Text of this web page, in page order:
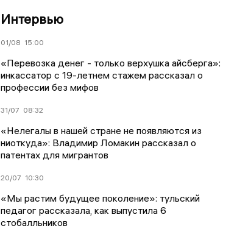
Интервью
01/08 15:00
«Перевозка денег - только верхушка айсберга»:
инкассатор с 19-летнем стажем рассказал о
профессии без мифов
31/07 08:32
«Нелегалы в нашей стране не появляются из
ниоткуда»: Владимир Ломакин рассказал о
патентах для мигрантов
20/07 10:30
«Мы растим будущее поколение»: тульский
педагог рассказала, как выпустила 6
стобалльников